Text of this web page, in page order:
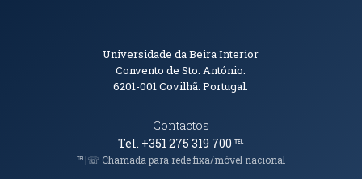
Informações de Contacto
Universidade da Beira Interior
Convento de Sto. António.
6201-001Covilhã. Portugal.
Contactos
Tel. +351 275 319 700℡
℡|☏ Chamada para rede fixa/móvel nacional